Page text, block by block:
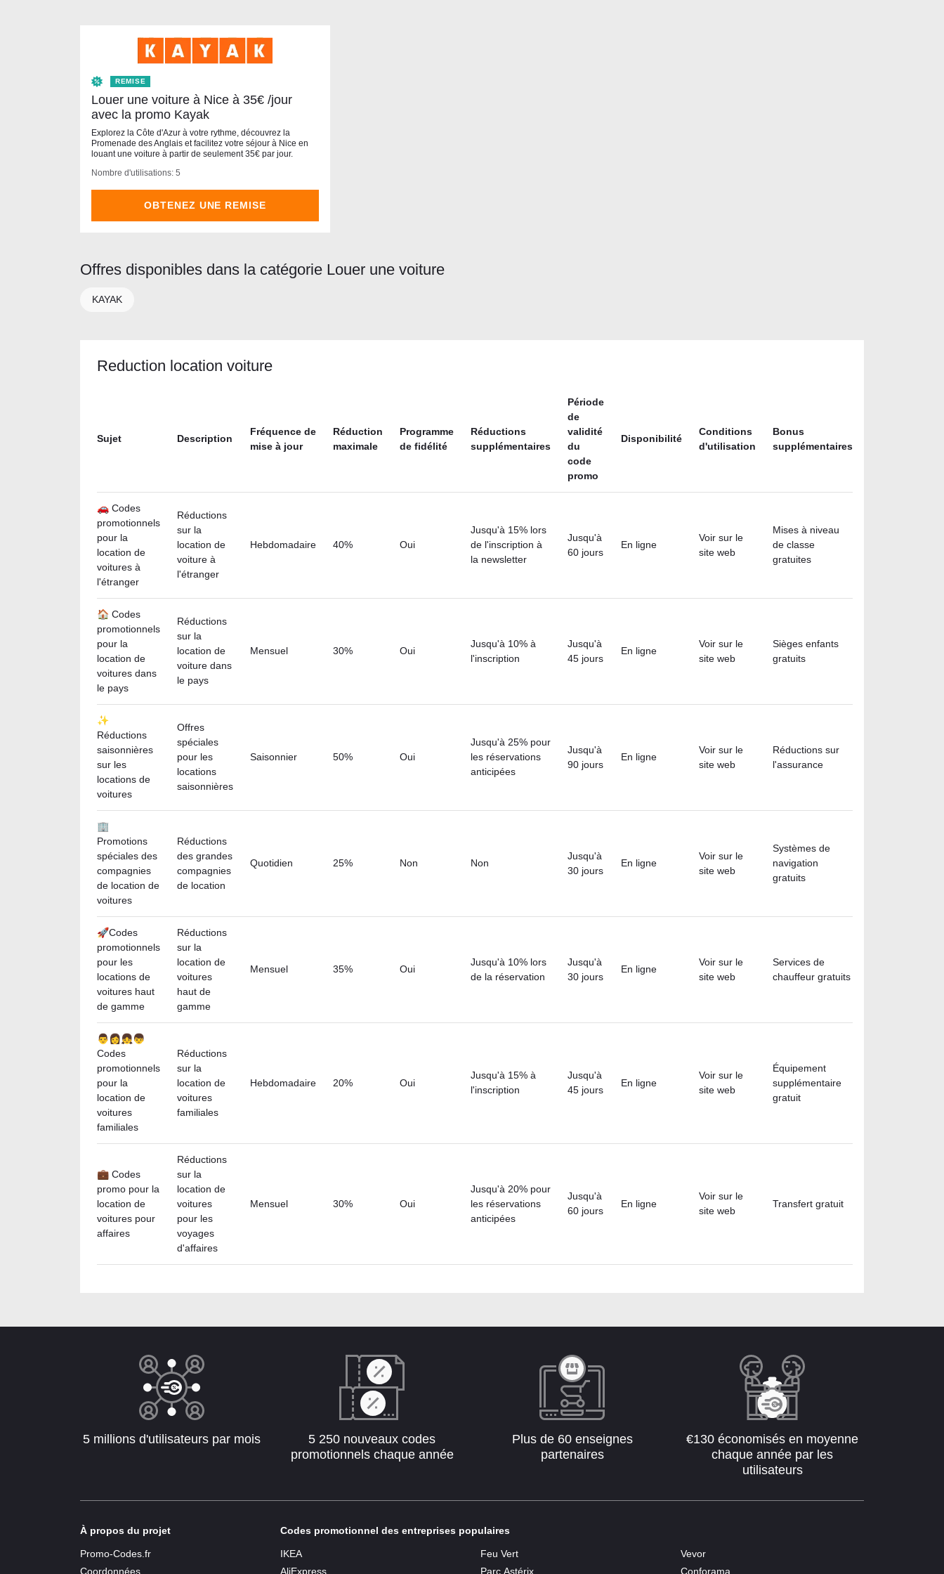
REMISE
Louer une voiture à Nice à 35€ /jour
avec la promo Kayak
Explorez la Côte d'Azur à votre rythme, découvrez la
Promenade des Anglais et facilitez votre séjour à Nice en
louant une voiture à partir de seulement 35€ par jour.
Nombre d'utilisations: 5
OBTENEZ UNE REMISE
Offres disponibles dans la catégorie Louer une voiture
KAYAK
Reduction location voiture
Sujet Description
Fréquence de
mise à jour
Réduction
maximale
Programme
de fidélité
Réductions
supplémentaires
Période
de
validité
du
code
promo
Disponibilité
Conditions
d'utilisation
Bonus
supplémentaires
🚗 Codes
promotionnels
pour la
location de
voitures à
l'étranger
Réductions
sur la
location de
voiture à
l'étranger
Hebdomadaire 40% Oui
Jusqu'à 15% lors
de l'inscription à
la newsletter
Jusqu'à
60 jours
En ligne
Voir sur le
site web
Mises à niveau
de classe
gratuites
🏠 Codes
promotionnels
pour la
location de
voitures dans
le pays
Réductions
sur la
location de
voiture dans
le pays
Mensuel 30% Oui
Jusqu'à 10% à
l'inscription
Jusqu'à
45 jours
En ligne
Voir sur le
site web
Sièges enfants
gratuits
✨
Réductions
saisonnières
sur les
locations de
voitures
Offres
spéciales
pour les
locations
saisonnières
Saisonnier 50% Oui
Jusqu'à 25% pour
les réservations
anticipées
Jusqu'à
90 jours
En ligne
Voir sur le
site web
Réductions sur
l'assurance
🏢
Promotions
spéciales des
compagnies
de location de
voitures
Réductions
des grandes
compagnies
de location
Quotidien 25% Non Non
Jusqu'à
30 jours
En ligne
Voir sur le
site web
Systèmes de
navigation
gratuits
🚀Codes
promotionnels
pour les
locations de
voitures haut
de gamme
Réductions
sur la
location de
voitures
haut de
gamme
Mensuel 35% Oui
Jusqu'à 10% lors
de la réservation
Jusqu'à
30 jours
En ligne
Voir sur le
site web
Services de
chauffeur gratuits
👨👩👧👦
Codes
promotionnels
pour la
location de
voitures
familiales
Réductions
sur la
location de
voitures
familiales
Hebdomadaire 20% Oui
Jusqu'à 15% à
l'inscription
Jusqu'à
45 jours
En ligne
Voir sur le
site web
Équipement
supplémentaire
gratuit
💼 Codes
promo pour la
location de
voitures pour
affaires
Réductions
sur la
location de
voitures
pour les
voyages
d'affaires
Mensuel 30% Oui
Jusqu'à 20% pour
les réservations
anticipées
Jusqu'à
60 jours
En ligne
Voir sur le
site web
Transfert gratuit
5 millions d'utilisateurs par mois
5 250 nouveaux codes
promotionnels chaque année
Plus de 60 enseignes
partenaires
€130 économisés en moyenne
chaque année par les
utilisateurs
À propos du projet
Promo-Codes.fr
Coordonnées
Codes promotionnel des entreprises populaires
IKEA
AliExpress
Feu Vert
Parc Astérix
Vevor
Conforama